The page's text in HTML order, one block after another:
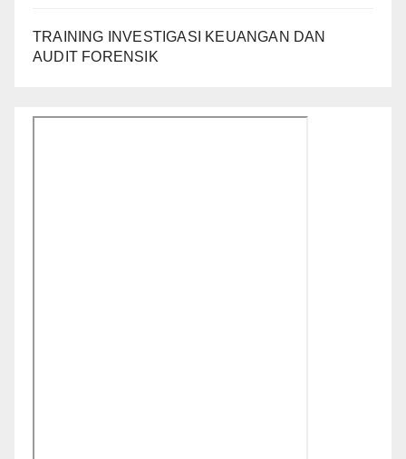
TRAINING INVESTIGASI KEUANGAN DAN
AUDIT FORENSIK